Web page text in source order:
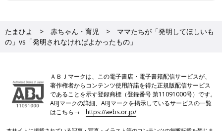
たまひよ 赤ちゃん・育児
ママたちが「発明してほしいも
の」vs「発明されなければよかったもの」
ＡＢＪマークは、この電子書店・電子書籍配信サービスが、
著作権者からコンテンツ使用許諾を得た正規版配信サービス
であることを示す登録商標（登録番号 第11091000号）です。
ABJマークの詳細、ABJマークを掲示しているサービスの一覧
はこちら→https://aebs.or.jp/